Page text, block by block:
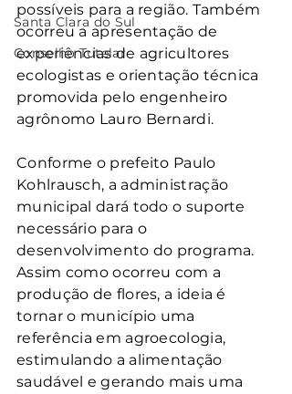
Santa Clara do Sul
Conselho Tutelar
possíveis para a região. Também
ocorreu a apresentação de
experiências de agricultores
ecologistas e orientação técnica
promovida pelo engenheiro
agrônomo Lauro Bernardi.
Conforme o prefeito Paulo
Kohlrausch, a administração
municipal dará todo o suporte
necessário para o
desenvolvimento do programa.
Assim como ocorreu com a
produção de flores, a ideia é
tornar o município uma
referência em agroecologia,
estimulando a alimentação
saudável e gerando mais uma